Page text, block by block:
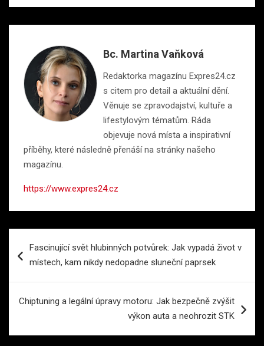
Bc. Martina Vaňková
Redaktorka magazínu Expres24.cz
s citem pro detail a aktuální dění.
Věnuje se zpravodajství, kultuře a
lifestylovým tématům. Ráda
objevuje nová místa a inspirativní
příběhy, které následně přenáší na stránky našeho
magazínu.
https://www.expres24.cz
proFascinující svět hlubinných potvůrek: Jak vypadá život v
místech, kam nikdy nedopadne sluneční paprsek
Chiptuning a legální úpravy motoru: Jak bezpečně zvýšit
výkon auta a neohrozit STK